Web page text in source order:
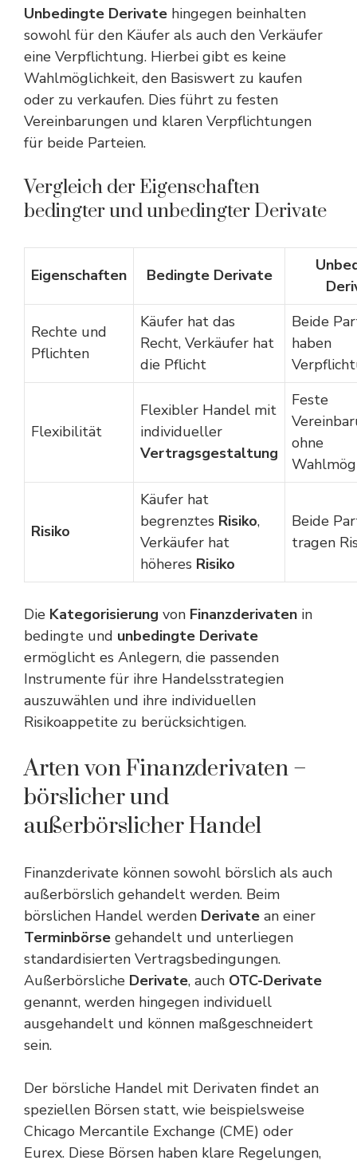
Unbedingte Derivate hingegen beinhalten
sowohl für den Käufer als auch den Verkäufer
eine Verpflichtung. Hierbei gibt es keine
Wahlmöglichkeit, den Basiswert zu kaufen
oder zu verkaufen. Dies führt zu festen
Vereinbarungen und klaren Verpflichtungen
für beide Parteien.
Vergleich der Eigenschaften
bedingter und unbedingter Derivate
Eigenschaften Bedingte Derivate
Rechte und
Pflichten
Käufer hat das
Recht, Verkäufer hat
die Pflicht
Beide
haben
Flexibilität
Flexibler Handel mit
individueller
Vertragsgestaltung
Feste
ohne
Risiko
Käufer hat
begrenztes Risiko,
Verkäufer hat
höheres Risiko
Beide
tragen
Die Kategorisierung von Finanzderivaten in
bedingte und unbedingte Derivate
ermöglicht es Anlegern, die passenden
Instrumente für ihre Handelsstrategien
auszuwählen und ihre individuellen
Risikoappetite zu berücksichtigen.
Arten von Finanzderivaten –
börslicher und
außerbörslicher Handel
Finanzderivate können sowohl börslich als auch
außerbörslich gehandelt werden. Beim
börslichen Handel werden Derivate an einer
Terminbörse gehandelt und unterliegen
standardisierten Vertragsbedingungen.
Außerbörsliche Derivate, auch OTC-Derivate
genannt, werden hingegen individuell
ausgehandelt und können maßgeschneidert
sein.
Der börsliche Handel mit Derivaten findet an
speziellen Börsen statt, wie beispielsweise
Chicago Mercantile Exchange (CME) oder
Eurex. Diese Börsen haben klare Regelungen,